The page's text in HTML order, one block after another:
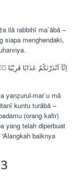
ilā rabbihī ma`ābā –
siapa menghendaki,
اِنَّآ اَنْذَرْنٰكُمْ عَذَابًا
yanẓurul-mar`u mā
kuntu turābā –
(orang kafir)
yang telah diperbuat
baiknya